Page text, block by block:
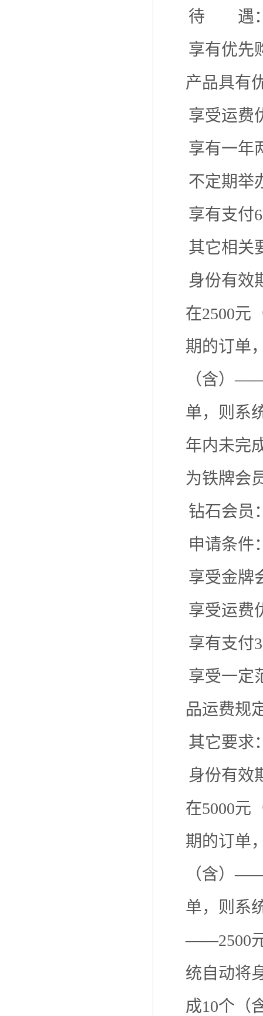
待 遇
享有优先
产品具有
享受运费
享有一年
不定期举
享有支付
其它相关
身份有效
在2500元
期的订单
（含）
单，则系
年内未完
为铁牌会
钻石会员
申请条件
享受金牌
享受运费
享有支付
享受一定
品运费规
其它要求
身份有效
在5000元
期的订单
（含）
单，则系
——2500
统自动将
成10个（